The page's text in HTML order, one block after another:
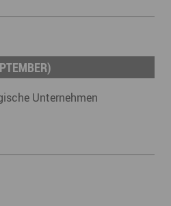
Unternehmen